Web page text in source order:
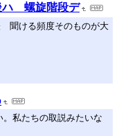
ハ 螺旋階段デ
聞ける頻度そのものが大
。私たちの取説みたいな